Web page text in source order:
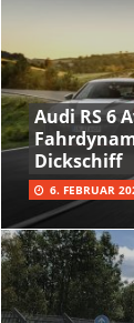
Audi RS 6
Dickschiff
6. FEBRUAR